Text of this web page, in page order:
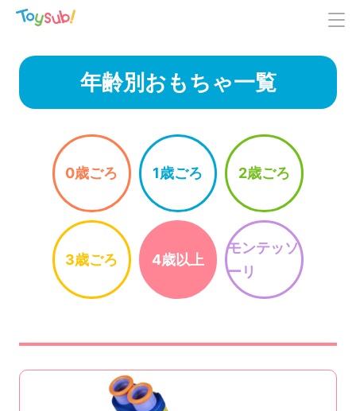
年齢別おもちゃ一覧
0歳ごろ 1歳ごろ 2歳ごろ
3歳ごろ 4歳以上
モンテッソ
ーリ